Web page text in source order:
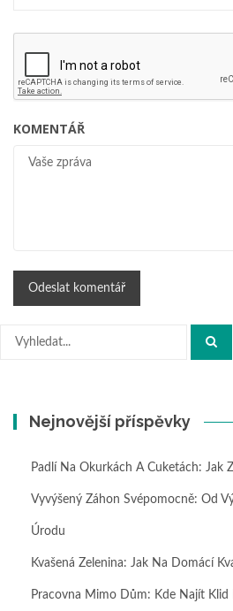
KOMENTÁŘ
Hledat:
Nejnovější příspěvky
Padlí Na Okurkách A Cuketách: Jak
Vyvýšený Záhon Svépomocně: Od
Úrodu
Kvašená Zelenina: Jak Na Domácí
Pracovna Mimo Dům: Kde Najít Klid